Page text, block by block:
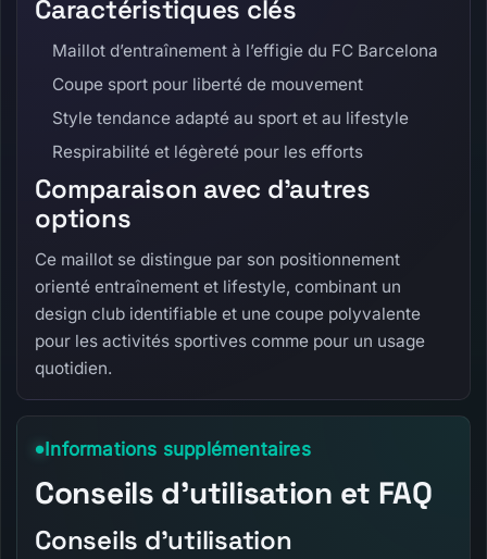
Caractéristiques clés
Maillot d’entraînement à l’effigie du FC Barcelona
Coupe sport pour liberté de mouvement
Style tendance adapté au sport et au lifestyle
Respirabilité et légèreté pour les efforts
Comparaison avec d’autres
options
Ce maillot se distingue par son positionnement
orienté entraînement et lifestyle, combinant un
design club identifiable et une coupe polyvalente
pour les activités sportives comme pour un usage
quotidien.
Informations supplémentaires
Conseils d’utilisation et FAQ
Conseils d’utilisation